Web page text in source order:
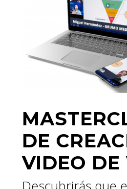
DE
VIDEO DE
Descubrirás que